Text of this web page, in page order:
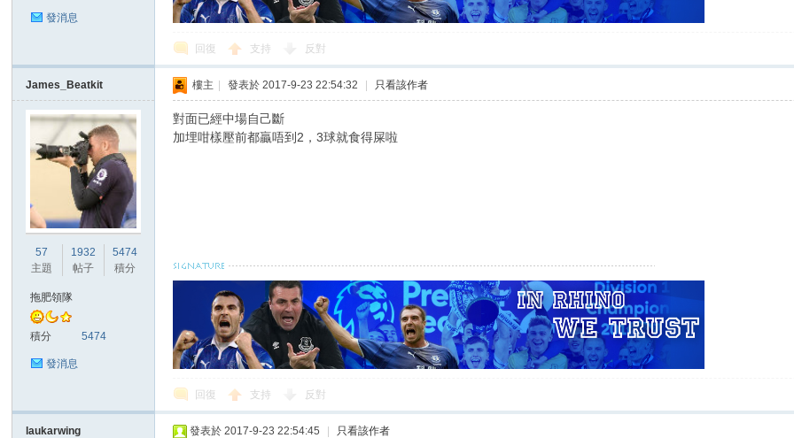
區
發消息
回復 支持 反對
James_Beatkit
57
主題
1932
帖子
5474
積分
拖肥領隊
積分 5474
發消息
樓主 發表於 2017-9-23 22:54:32 只看該作者
對面已經中場自己斷
加埋咁樣壓前都贏唔到2，3球就食得屎啦
回復 支持 反對
laukarwing 發表於 2017-9-23 22:54:45 只看該作者